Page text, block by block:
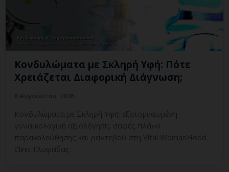
Κονδυλώματα με Σκληρή Υφή: Πότε
Χρειάζεται Διαφορική Διάγνωση;
Κονδυλώματα με Σκληρή Υφή: εξατομικευμένη
γυναικολογική αξιολόγηση, σαφές πλάνο
παρακολούθησης και ραντεβού στη Vital WomanHood
Clinic Γλυφάδας.